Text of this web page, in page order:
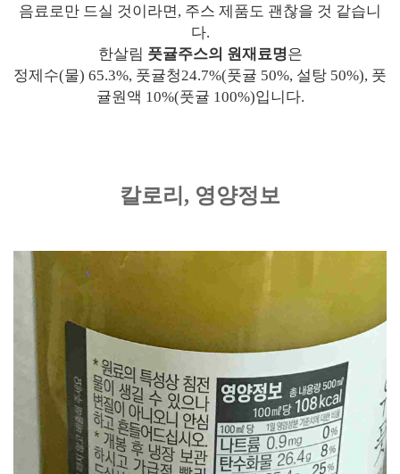
음료로만 드실 것이라면, 주스 제품도 괜찮을 것 같습니
다.
한살림 풋귤주스의 원재료명은
정제수(물) 65.3%, 풋귤청24.7%(풋귤 50%, 설탕 50%), 풋
귤원액 10%(풋귤 100%)입니다.
칼로리, 영양정보